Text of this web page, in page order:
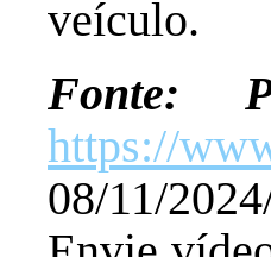
veículo.
Fonte:
https://
08/11/